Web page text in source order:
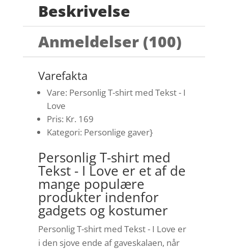
Beskrivelse
Anmeldelser (100)
Varefakta
Vare: Personlig T-shirt med Tekst - I
Love
Pris: Kr. 169
Kategori: Personlige gaver}
Personlig T-shirt med
Tekst - I Love er et af de
mange populære
produkter indenfor
gadgets og kostumer
Personlig T-shirt med Tekst - I Love er
i den sjove ende af gaveskalaen, når